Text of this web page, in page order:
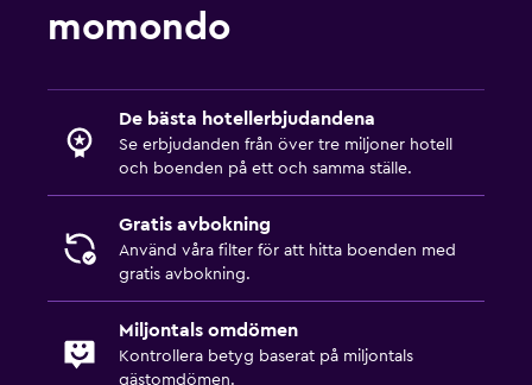
momondo
De bästa hotellerbjudandena
Se erbjudanden från över tre miljoner hotell
och boenden på ett och samma ställe.
Gratis avbokning
Använd våra filter för att hitta boenden med
gratis avbokning.
Miljontals omdömen
Kontrollera betyg baserat på miljontals
gästomdömen.